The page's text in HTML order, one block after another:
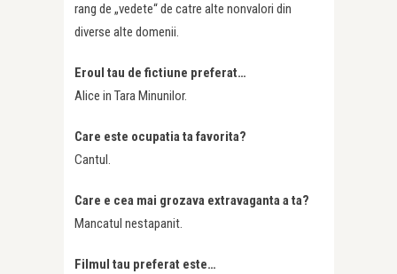
rang de „vedete“ de catre alte nonvalori din
diverse alte domenii.
Eroul tau de fictiune preferat…
Alice in Tara Minunilor.
Care este ocupatia ta favorita?
Cantul.
Care e cea mai grozava extravaganta a ta?
Mancatul nestapanit.
Filmul tau preferat este…